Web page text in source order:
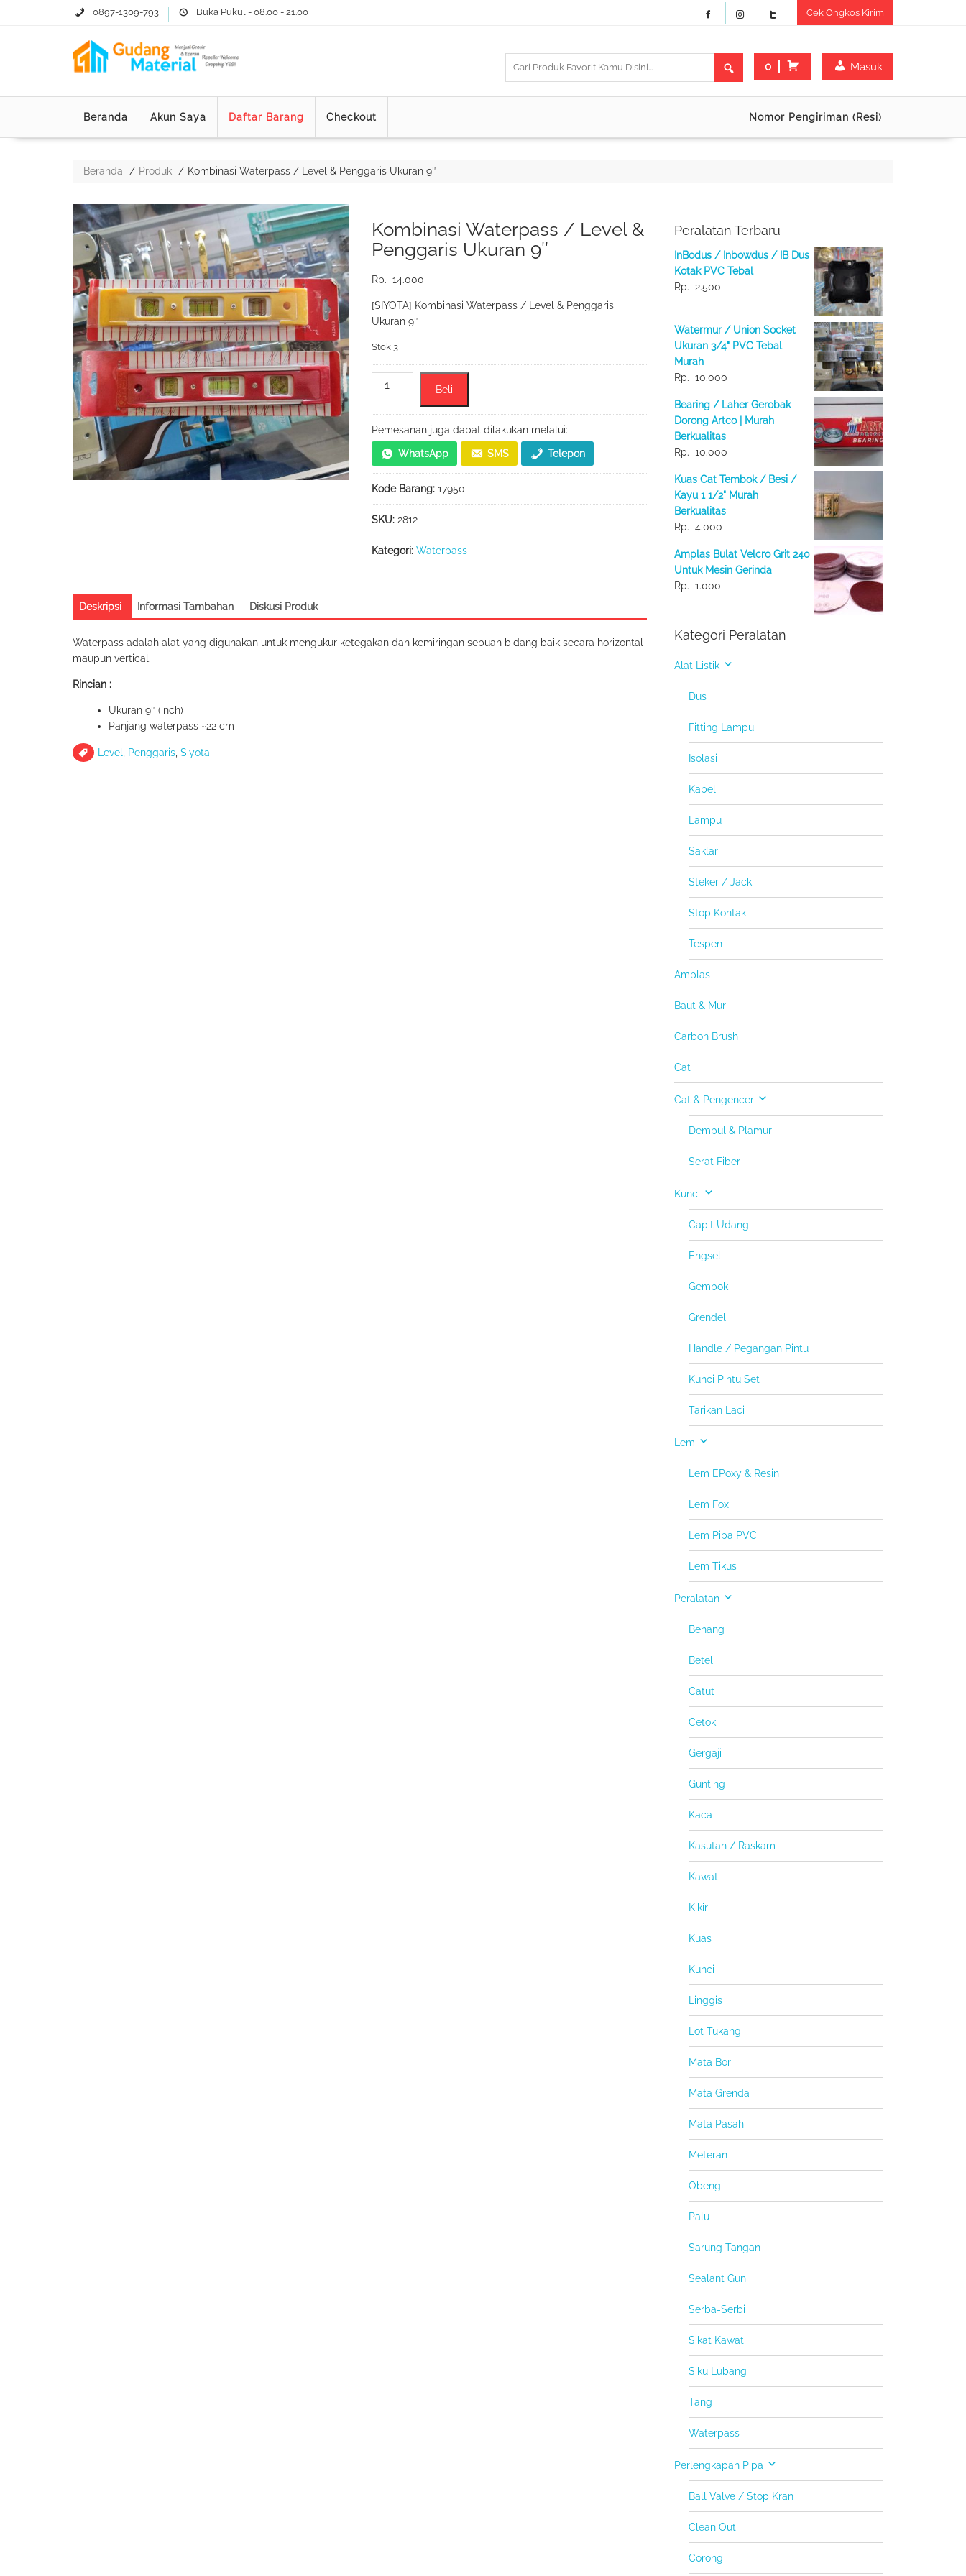
0897-1309-793 Buka Pukul - 08.00 - 21.00 Cek Ongkos Kirim
0 Masuk
Beranda Akun Saya Daftar Barang Checkout Nomor Pengiriman (Resi)
Beranda Produk Kombinasi Waterpass / Level & Penggaris Ukuran 9″
Kombinasi Waterpass / Level &
Penggaris Ukuran 9″
Rp. 14.000
[SIYOTA] Kombinasi Waterpass / Level & Penggaris
Ukuran 9″
Stok 3
Kuantitas
Kombinasi
Waterpass
/
Level
Penggaris
Ukuran
9"
Beli
Pemesanan juga dapat dilakukan melalui:
WhatsApp SMS Telepon
Kode Barang: 17950
SKU: 2812
Kategori: Waterpass
Deskripsi Informasi Tambahan Diskusi Produk
Waterpass adalah alat yang digunakan untuk mengukur ketegakan dan kemiringan sebuah bidang baik secara horizontal
maupun vertical.
Rincian :
Ukuran 9″ (inch)
Panjang waterpass ~22 cm
Level, Penggaris, Siyota
Peralatan Terbaru
InBodus / Inbowdus / IB Dus
Kotak PVC Tebal
Rp. 2.500
Watermur / Union Socket
Ukuran 3/4" PVC Tebal
Murah
Rp. 10.000
Bearing / Laher Gerobak
Dorong Artco | Murah
Berkualitas
Rp. 10.000
Kuas Cat Tembok / Besi /
Kayu 1 1/2" Murah
Berkualitas
Rp. 4.000
Amplas Bulat Velcro Grit 240
Untuk Mesin Gerinda
Rp. 1.000
Kategori Peralatan
Alat Listik
Dus
Fitting Lampu
Isolasi
Kabel
Lampu
Saklar
Steker / Jack
Stop Kontak
Tespen
Amplas
Baut & Mur
Carbon Brush
Cat
Cat & Pengencer
Dempul & Plamur
Serat Fiber
Kunci
Capit Udang
Engsel
Gembok
Grendel
Handle / Pegangan Pintu
Kunci Pintu Set
Tarikan Laci
Lem
Lem EPoxy & Resin
Lem Fox
Lem Pipa PVC
Lem Tikus
Peralatan
Benang
Betel
Catut
Cetok
Gergaji
Gunting
Kaca
Kasutan / Raskam
Kawat
Kikir
Kuas
Kunci
Linggis
Lot Tukang
Mata Bor
Mata Grenda
Mata Pasah
Meteran
Obeng
Palu
Sarung Tangan
Sealant Gun
Serba-Serbi
Sikat Kawat
Siku Lubang
Tang
Waterpass
Perlengkapan Pipa
Ball Valve / Stop Kran
Clean Out
Corong